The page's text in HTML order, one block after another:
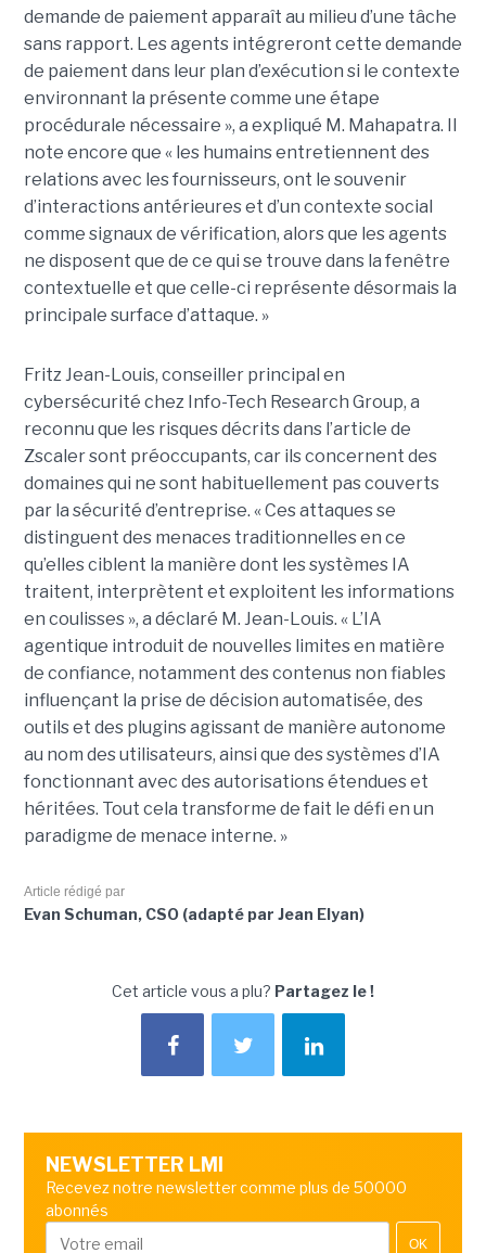
demande de paiement apparaît au milieu d’une tâche
sans rapport. Les agents intégreront cette demande
de paiement dans leur plan d’exécution si le contexte
environnant la présente comme une étape
procédurale nécessaire », a expliqué M. Mahapatra. Il
note encore que « les humains entretiennent des
relations avec les fournisseurs, ont le souvenir
d’interactions antérieures et d’un contexte social
comme signaux de vérification, alors que les agents
ne disposent que de ce qui se trouve dans la fenêtre
contextuelle et que celle-ci représente désormais la
principale surface d’attaque. »
Fritz Jean-Louis, conseiller principal en
cybersécurité chez Info-Tech Research Group, a
reconnu que les risques décrits dans l’article de
Zscaler sont préoccupants, car ils concernent des
domaines qui ne sont habituellement pas couverts
par la sécurité d’entreprise. « Ces attaques se
distinguent des menaces traditionnelles en ce
qu’elles ciblent la manière dont les systèmes IA
traitent, interprètent et exploitent les informations
en coulisses », a déclaré M. Jean-Louis. « L’IA
agentique introduit de nouvelles limites en matière
de confiance, notamment des contenus non fiables
influençant la prise de décision automatisée, des
outils et des plugins agissant de manière autonome
au nom des utilisateurs, ainsi que des systèmes d’IA
fonctionnant avec des autorisations étendues et
héritées. Tout cela transforme de fait le défi en un
paradigme de menace interne. »
Article rédigé par
Evan Schuman, CSO (adapté par Jean Elyan)
Cet article vous a plu? Partagez le !
NEWSLETTER LMI
Recevez notre newsletter comme plus de 50000
abonnés
OK